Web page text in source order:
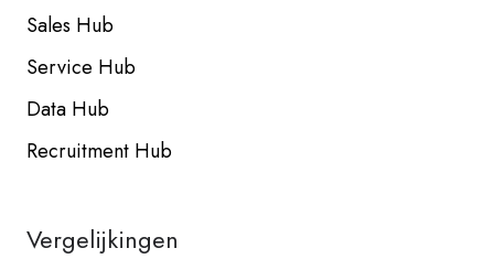
Sales Hub
Service Hub
Data Hub
Recruitment Hub
Vergelijkingen